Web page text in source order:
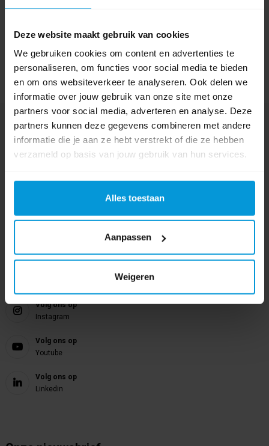
Deze website maakt gebruik van cookies
We gebruiken cookies om content en advertenties te
personaliseren, om functies voor social media te bieden
en om ons websiteverkeer te analyseren. Ook delen we
informatie over jouw gebruik van onze site met onze
partners voor social media, adverteren en analyse. Deze
partners kunnen deze gegevens combineren met andere
informatie die je aan ze hebt verstrekt of die ze hebben
verzameld op basis van jouw gebruik van hun services.
Alles toestaan
Aanpassen
Weigeren
Nog vragen?
Onze product specialisten staan voor je klaar!
024 372 72 92
info@avodesch.nl
6604 LZ Wijchen
Volg ons op
Instagram
Volg ons op
Youtube
Volg ons op
Linkedin